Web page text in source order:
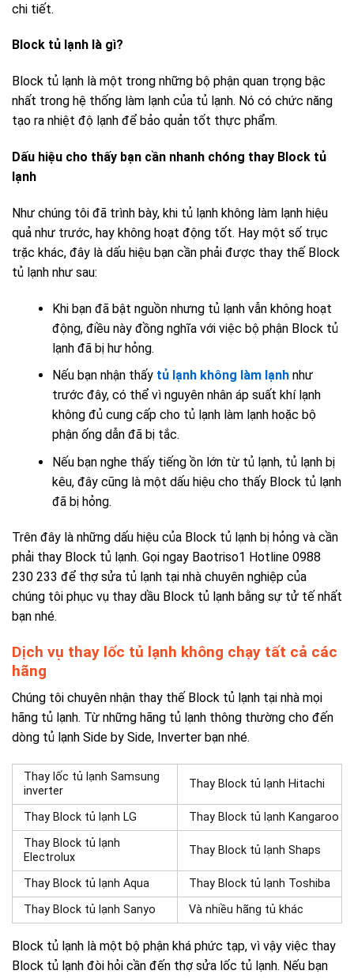
chi tiết.
Block tủ lạnh là gì?
Block tủ lạnh là một trong những bộ phận quan trọng bậc
nhất trong hệ thống làm lạnh của tủ lạnh. Nó có chức năng
tạo ra nhiệt độ lạnh để bảo quản tốt thực phẩm.
Dấu hiệu cho thấy bạn cần nhanh chóng thay Block tủ
lạnh
Như chúng tôi đã trình bày, khi tủ lạnh không làm lạnh hiệu
quả như trước, hay không hoạt động tốt. Hay một số trục
trặc khác, đây là dấu hiệu bạn cần phải được thay thế Block
tủ lạnh như sau:
Khi bạn đã bật nguồn nhưng tủ lạnh vẫn không hoạt
động, điều này đồng nghĩa với việc bộ phận Block tủ
lạnh đã bị hư hỏng.
Nếu bạn nhận thấy tủ lạnh không làm lạnhnhư
trước đây, có thể vì nguyên nhân áp suất khí lạnh
không đủ cung cấp cho tủ lạnh làm lạnh hoặc bộ
phận ống dẫn đã bị tắc.
Nếu bạn nghe thấy tiếng ồn lớn từ tủ lạnh, tủ lạnh bị
kêu, đây cũng là một dấu hiệu cho thấy Block tủ lạnh
đã bị hỏng.
Trên đây là những dấu hiệu của Block tủ lạnh bị hỏng và cần
phải thay Block tủ lạnh. Gọi ngay Baotriso1 Hotline 0988
230 233 để thợ sửa tủ lạnh tại nhà chuyên nghiệp của
chúng tôi phục vụ thay dầu Block tủ lạnh bằng sự tử tế nhất
bạn nhé.
Dịch vụ thay lốc tủ lạnh không chạy tất cả các
hãng
Chúng tôi chuyên nhận thay thế Block tủ lạnh tại nhà mọi
hãng tủ lạnh. Từ những hãng tủ lạnh thông thường cho đến
dòng tủ lạnh Side by Side, Inverter bạn nhé.
Thay lốc tủ lạnh Samsung
inverter
Thay Block tủ lạnh Hitachi
Thay Block tủ lạnh LG
Thay Block tủ lạnh Kangaroo
Thay Block tủ lạnh
Electrolux
Thay Block tủ lạnh Shaps
Thay Block tủ lạnh Aqua
Thay Block tủ lạnh Toshiba
Thay Block tủ lạnh Sanyo
Và nhiều hãng tủ khác
Block tủ lạnh là một bộ phận khá phức tạp, vì vậy việc thay
Block tủ lạnh đòi hỏi cần đến thợ sửa lốc tủ lạnh. Nếu bạn